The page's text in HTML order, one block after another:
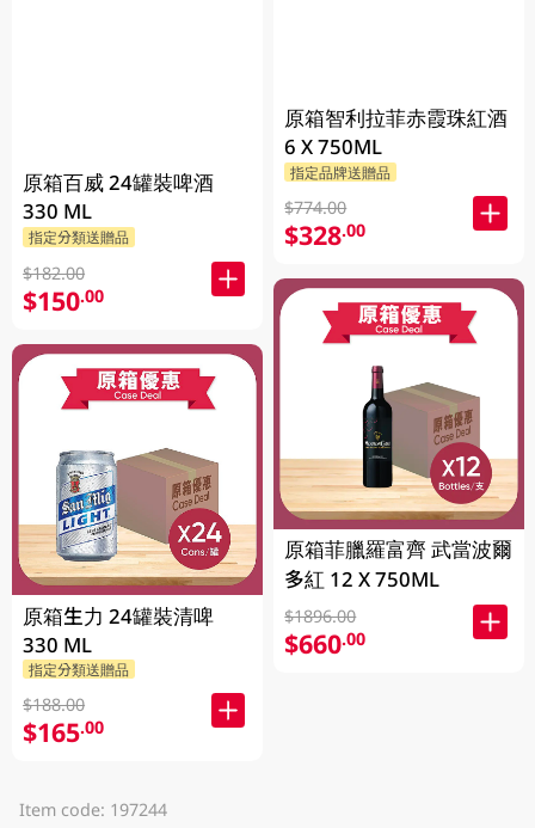
原箱百威 24罐裝啤酒
330 ML
指定分類送贈品
$182.00
$150.00
原箱生力 24罐裝清啤
330 ML
指定分類送贈品
$188.00
$165.00
原箱智利拉菲赤霞珠紅酒
6 X 750ML
指定品牌送贈品
$774.00
$328.00
原箱菲臘羅富齊 武當波爾
多紅 12 X 750ML
$1896.00
$660.00
Item code: 197244